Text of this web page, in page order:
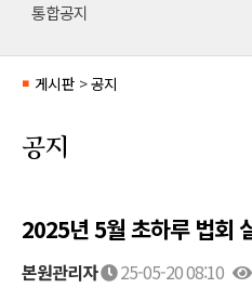
통합공지
■ 게시판 >공지
공지
2025년 5월 초하루 법회
본원관리자 25-05-20 08:10